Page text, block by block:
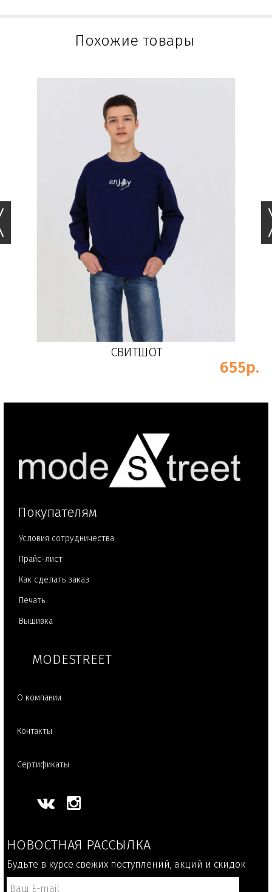
Похожие товары
СВИТШОТ
655р.
Покупателям
Условия сотрудничества
Прайс-лист
Как сделать заказ
Печать
Вышивка
MODESTREET
О компании
Контакты
Сертификаты
НОВОСТНАЯ РАССЫЛКА
Будьте в курсе свежих поступлений, акций и скидок